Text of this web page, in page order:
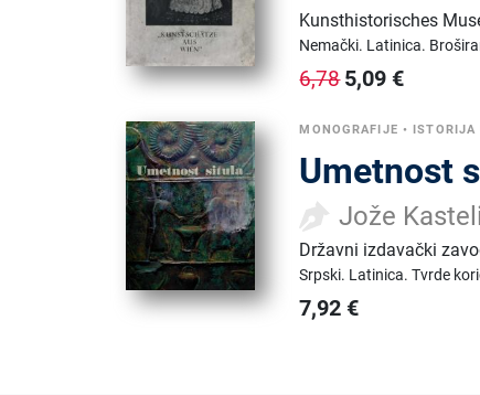
Kunsthistorisches
Nemački. Latinica.
6,785,09 €
MONOGRAFIJE • ISTORIJA
Umetnost
Jože
Državni izdavački
Srpski. Latinica.Tvrde
7,92 €